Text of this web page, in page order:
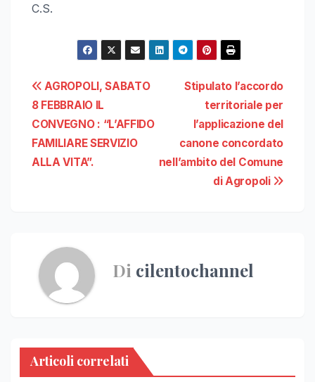
C.S.
Navigazione
articoli
Stipulato l’accordo
territoriale per
l’applicazione del
canone concordato
nell’ambito del Comune
di Agropoli
AGROPOLI, SABATO
8 FEBBRAIO IL
CONVEGNO : “L’AFFIDO
FAMILIARE SERVIZIO
ALLA VITA”.
Di cilentochannel
Articoli correlati